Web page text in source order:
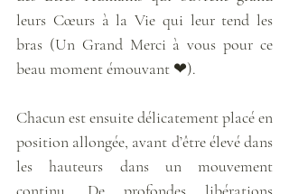
leurs Cœurs à la Vie qui leur tend les
bras (Un Grand Merci à vous pour ce
beau moment émouvant ❤).
Chacun est ensuite délicatement placé en
position allongée, avant d’être élevé dans
les hauteurs dans un mouvement
continu. De profondes libérations